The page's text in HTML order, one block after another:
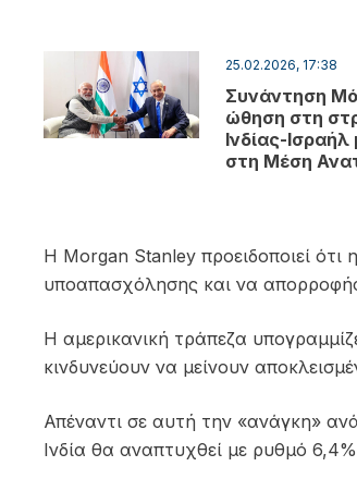
25.02.2026, 17:38
Συνάντηση
ώθηση στη
Ινδίας-
στη Μέση
Η Morgan Stanley προειδοποιεί ότι
υποαπασχόλησης και να
Η αμερικανική τράπεζα
κινδυνεύουν να μείνουν
Απέναντι σε αυτή την «ανάγκη»
Ινδία θα αναπτυχθεί με ρυθμό